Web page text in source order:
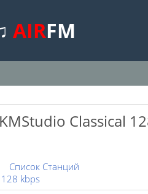
AIRFM
Classical
Список Станций
128 kbps